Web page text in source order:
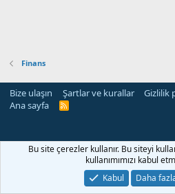
Finans
Bize ulaşın Şartlar ve kurallar Gizlilik
Ana sayfa
R
Bu site çerezler kullanır. Bu siteyi
kullanımımızı kabul
Kabul
Daha